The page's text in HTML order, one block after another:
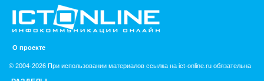
О проекте
© 2004-2026 При использовании материалов ссылка на ict-online.ru обязательна